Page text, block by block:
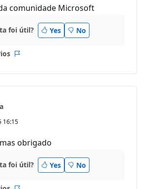
comunidade Microsoft
foi útil? Yes No
16:15
obrigado
foi útil? Yes No